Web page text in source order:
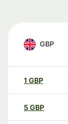
GBP
1 GBP
5 GBP